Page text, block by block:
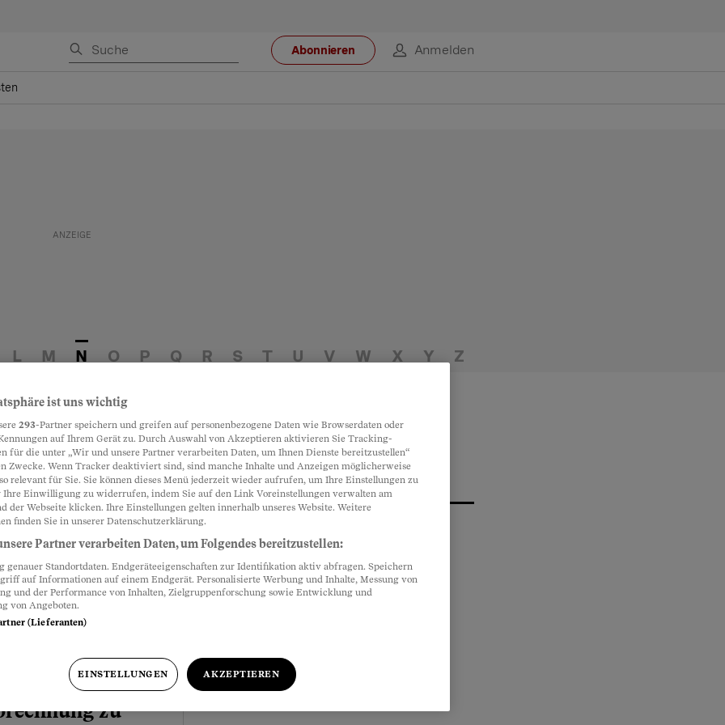
Abonnieren Anmelden
L M N O P Q R S T U V W X Y Z
längst
a conto. Aber es
Was muss ich tun?
zu
ist uns wichtig
293-Partner speichern und greifen auf personenbezogene Daten wie Browserdaten oder
auf Ihrem Gerät zu. Durch Auswahl von Akzeptieren aktivieren Sie Tracking-
für die unter „Wir und unsere Partner verarbeiten Daten, um Ihnen Dienste bereitzustellen“
Zwecke. Wenn Tracker deaktiviert sind, sind manche Inhalte und Anzeigen möglicherweise
relevant für Sie. Sie können dieses Menü jederzeit wieder aufrufen, um Ihre Einstellungen zu
Ihre Einwilligung zu widerrufen, indem Sie auf den Link Voreinstellungen verwalten am
der Webseite klicken. Ihre Einstellungen gelten innerhalb unseres Website. Weitere
finden Sie in unserer Datenschutzerklärung.
Partner verarbeiten Daten, um Folgendes bereitzustellen:
genauer Standortdaten. Endgeräteeigenschaften zur Identifikation aktiv abfragen. Speichern
auf Informationen auf einem Endgerät. Personalisierte Werbung und Inhalte, Messung von
und der Performance von Inhalten, Zielgruppenforschung sowie Entwicklung und
von Angeboten.
(Lieferanten)
EINSTELLUNGEN AKZEPTIEREN